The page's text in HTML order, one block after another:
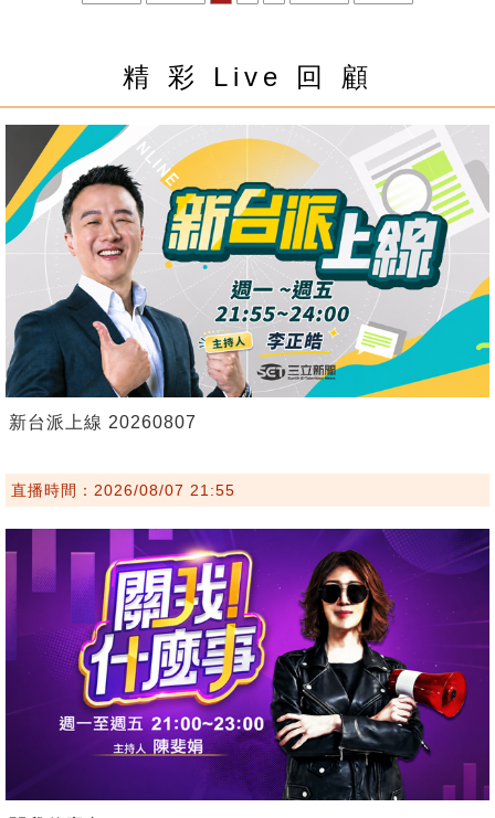
精 彩 Live 回 顧
新台派上線 20260807
直播時間：2026/08/07 21:55